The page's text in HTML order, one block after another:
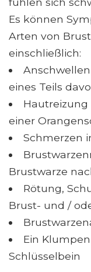
Es können
Arten von
einschließlich:
eines Teils
einer
Schmerzen
Brustwarze
Rötung,
Brust- und /
Ein
Schlüsselbein